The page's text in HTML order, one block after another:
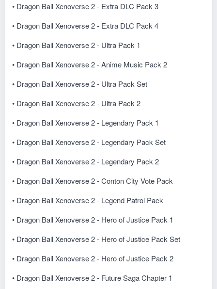
• Dragon Ball Xenoverse 2 - Extra DLC Pack 3
• Dragon Ball Xenoverse 2 - Extra DLC Pack 4
• Dragon Ball Xenoverse 2 - Ultra Pack 1
• Dragon Ball Xenoverse 2 - Anime Music Pack 2
• Dragon Ball Xenoverse 2 - Ultra Pack Set
• Dragon Ball Xenoverse 2 - Ultra Pack 2
• Dragon Ball Xenoverse 2 - Legendary Pack 1
• Dragon Ball Xenoverse 2 - Legendary Pack Set
• Dragon Ball Xenoverse 2 - Legendary Pack 2
• Dragon Ball Xenoverse 2 - Conton City Vote Pack
• Dragon Ball Xenoverse 2 - Legend Patrol Pack
• Dragon Ball Xenoverse 2 - Hero of Justice Pack 1
• Dragon Ball Xenoverse 2 - Hero of Justice Pack Set
• Dragon Ball Xenoverse 2 - Hero of Justice Pack 2
• Dragon Ball Xenoverse 2 - Future Saga Chapter 1